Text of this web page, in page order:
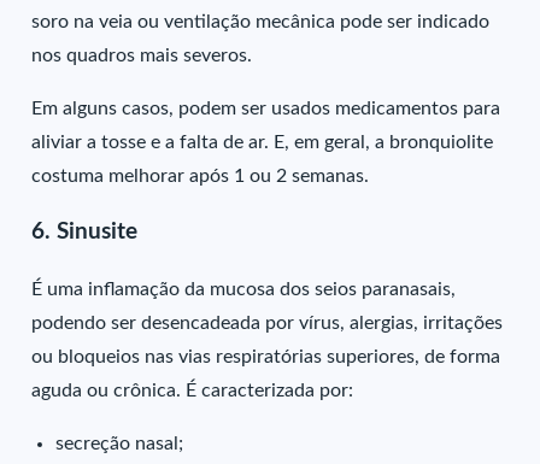
soro na veia ou ventilação mecânica pode ser indicado
nos quadros mais severos.
Em alguns casos, podem ser usados medicamentos para
aliviar a tosse e a falta de ar. E, em geral, a bronquiolite
costuma melhorar após 1 ou 2 semanas.
6. Sinusite
É uma inflamação da mucosa dos seios paranasais,
podendo ser desencadeada por vírus, alergias, irritações
ou bloqueios nas vias respiratórias superiores, de forma
aguda ou crônica. É caracterizada por:
secreção nasal;